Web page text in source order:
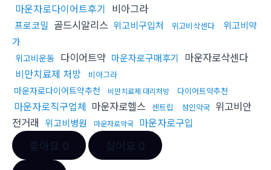
마운자로다이어트후기 비아그라
프로코밀 골드시알리스 위고비구입처 위고비삭센다
위고비약
가
위고비운동 다이어트약 마운자로구매후기 마운자로삭센다
비만치료제 처방
비아그라
마운자로다이어트약추천 비만치료제 대리처방 다이어트약추천
마운자로직구업체 마운자로헬스 센트립 성인약국 위고비안
전거래 위고비병원 마운자로약국 마운자로구입